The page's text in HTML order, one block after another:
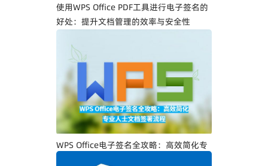
使用WPS Office PDF工具进行电子签名的
好处：提升文档管理的效率与安全性
WPS Office电子签名全攻略：高效简化专